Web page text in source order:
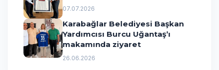
07.07.2026
Karabağlar Belediyesi Başkan
Yardımcısı Burcu Uğantaş’ı
makamında ziyaret
26.06.2026